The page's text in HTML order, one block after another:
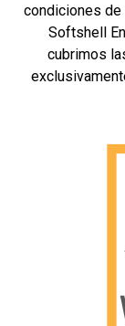
condiciones de
Softshell
cubrimos